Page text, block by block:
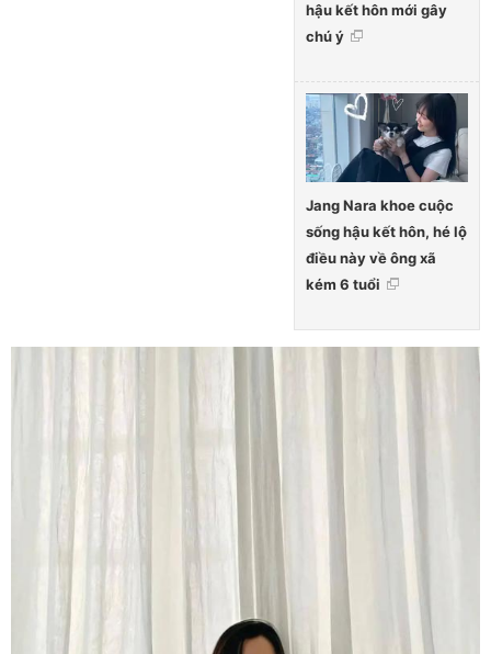
hậu kết hôn mới gây
chú ý
Jang Nara khoe cuộc
sống hậu kết hôn, hé lộ
điều này về ông xã
kém 6 tuổi